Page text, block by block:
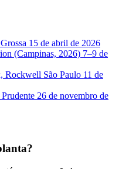
15 de abril de 2026
(Campinas, 2026) 7–9 de
Rockwell São Paulo 11 de
26 de novembro de